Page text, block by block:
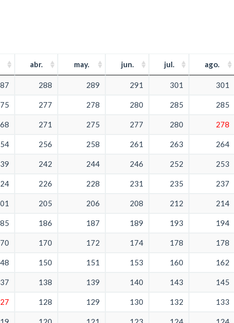
abr. may. jun. jul. ago.
288 289 291 301 301
277 278 280 285 285
271 275 277 280 278
256 258 261 263 264
242 244 246 252 253
226 228 231 235 237
205 206 208 212 214
186 187 189 193 194
170 172 174 178 178
150 151 153 160 162
138 139 140 143 145
128 129 130 132 133